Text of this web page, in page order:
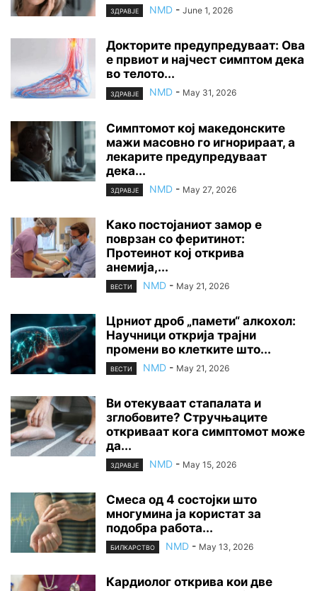
ЗДРАВЈЕ NMD - June 1, 2026
Докторите предупредуваат: Ова
е првиот и најчест симптом дека
во телото...
ЗДРАВЈЕ NMD - May 31, 2026
Симптомот кој македонските
мажи масовно го игнорираат, а
лекарите предупредуваат
дека...
ЗДРАВЈЕ NMD - May 27, 2026
Како постојаниот замор е
поврзан со феритинот:
Протеинот кој открива
анемија,...
ВЕСТИ NMD - May 21, 2026
Црниот дроб „памети“ алкохол:
Научници открија трајни
промени во клетките што...
ВЕСТИ NMD - May 21, 2026
Ви отекуваат стапалата и
зглобовите? Стручњаците
откриваат кога симптомот може
да...
ЗДРАВЈЕ NMD - May 15, 2026
Смеса од 4 состојки што
многумина ја користат за
подобра работа...
БИЛКАРСТВО NMD - May 13, 2026
Кардиолог открива кои две